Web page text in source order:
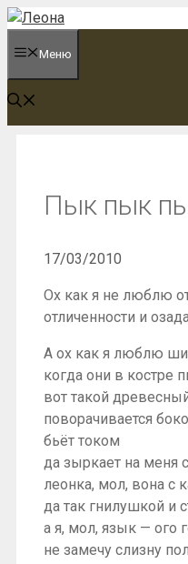
Перейти
содержимому
Меню
Пык пык
17/03/2010
Ох как я не люблю
отличенности и
А ох как я люблю
когда они в костре
вот такой
поворачивается
бьёт током
да зыркает на меня
леонка, мол, вона с
да так гнилушкой и
а я, мол, язык — ого
не замечу слизну